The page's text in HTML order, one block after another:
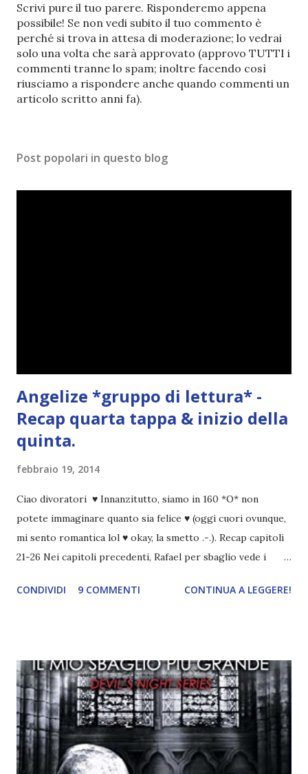
P
o
s
t
a
u
n
m
n
Scrivi pure il tuo parere. Risponderemo appena
possibile! Se non vedi subito il tuo commento è
perché si trova in attesa di moderazione; lo vedrai
solo una volta che sarà approvato (approvo TUTTI i
commenti tranne lo spam; inoltre facendo così
riusciamo a rispondere anche quando commenti un
articolo scritto anni fa).
Post popolari in questo blog
Angelize *gruppo di lettura* -
Recap quarta tappa & inizio della
quinta.
febbraio 19, 2014
Ciao divoratori ♥ Innanzitutto, siamo in 160 *O* non
potete immaginare quanto sia felice ♥ (oggi cuori ovunque,
mi sento romantica lol ♥ okay, la smetto .-.). Recap capitoli
21-26 Nei capitoli precedenti, Rafael per sbaglio vede i
incontrano e Hesediel mostra loro come combattere i puri.
angelo puro, Elemiah. Ma, a differenza di cosa pensano,
l'angelo non ha intenzione di fare una strage, piuttosto è lì
per avvertili che Mikael non è più "l'angelo puro" che
credono e che potrebbe aver ucciso altri mezzi angeli, tipo
Rafael. A quelle parole, Haniel seguito da altri ibridi, si reca
nell'appartamento, senza risultati. Infine cercano nella
CONDIVIDI 9 COMMENTI CONTINUA A LEGGERE!